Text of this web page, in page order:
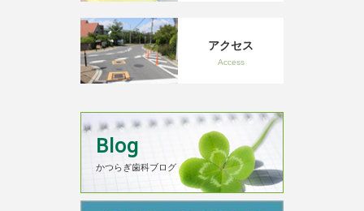
アクセス
Access
Blog
かつらぎ歯科ブログ